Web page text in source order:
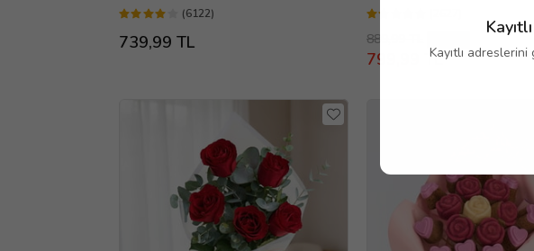
Kayıtlı
(6122)
739,99 TL 889,99 TL
799,99 TL